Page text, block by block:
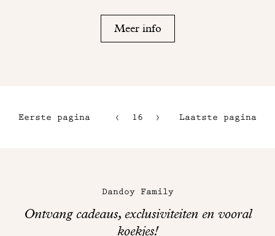
Meer info
Eerste pagina
16
17
Laatste pagina
Dandoy Family
Ontvang cadeaus, exclusiviteiten en vooral
koekjes!